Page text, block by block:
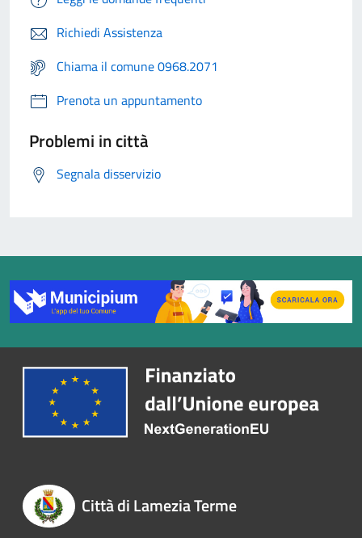
Richiedi Assistenza
Chiama il comune 0968.2071
Prenota un appuntamento
Problemi in città
Segnala disservizio
Città di Lamezia Terme